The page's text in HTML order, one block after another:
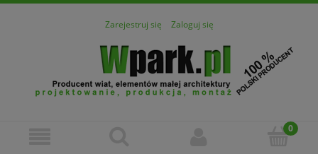
Zarejestruj się Zaloguj się